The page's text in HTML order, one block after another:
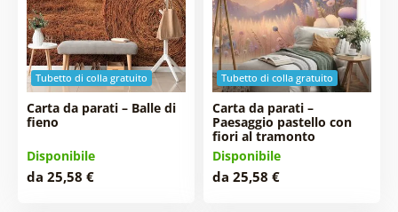
Tubetto di colla gratuito
Carta da parati – Balle di
fieno
Disponibile
da 25,58 €
Tubetto di colla gratuito
Carta da parati –
Paesaggio pastello con
fiori al tramonto
Disponibile
da 25,58 €